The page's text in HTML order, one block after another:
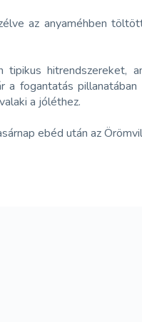
az anyaméhben
hitrendszereket,
a fogantatás
a jóléthez.
ebéd után az